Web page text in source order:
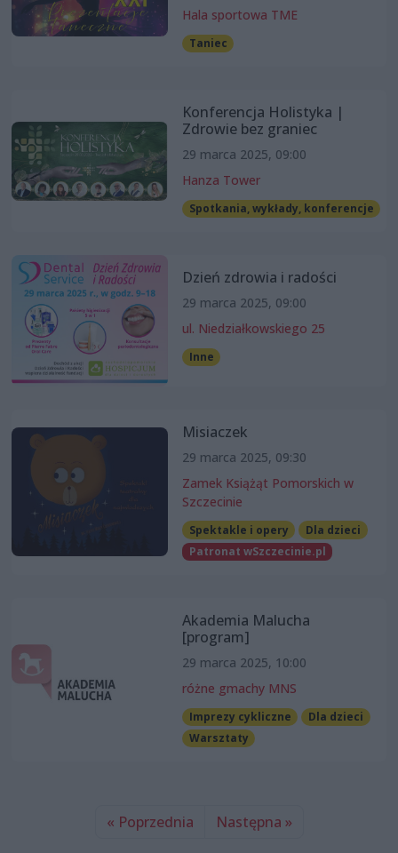
Hala sportowa TME
Taniec
Konferencja Holistyka |
Zdrowie bez graniec
29 marca 2025, 09:00
Hanza Tower
Spotkania, wykłady, konferencje
Dzień zdrowia i radości
29 marca 2025, 09:00
ul. Niedziałkowskiego 25
Inne
Misiaczek
29 marca 2025, 09:30
Zamek Książąt Pomorskich w
Szczecinie
Spektakle i opery
Dla dzieci
Patronat wSzczecinie.pl
Akademia Malucha
[program]
29 marca 2025, 10:00
różne gmachy MNS
Imprezy cykliczne
Dla dzieci
Warsztaty
« Poprzednia Następna »